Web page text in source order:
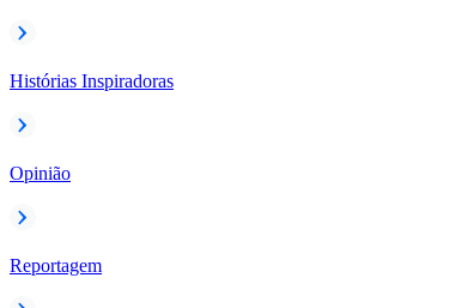
Histórias Inspiradoras
Opinião
Reportagem